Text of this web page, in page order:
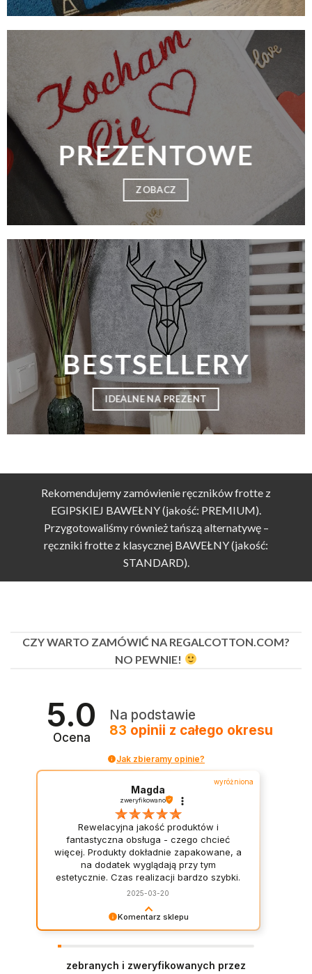
PREZENTOWE
ZOBACZ
BESTSELLERY
IDEALNE NA PREZENT
Rekomendujemy zamówienie ręczników frotte z
EGIPSKIEJ BAWEŁNY (jakość: PREMIUM).
Przygotowaliśmy również tańszą alternatywę –
ręczniki frotte z klasycznej BAWEŁNY (jakość:
STANDARD).
CZY WARTO ZAMÓWIĆ NA REGALCOTTON.COM?
NO PEWNIE!
5.0
Ocena
Na podstawie
83 opinii z całego okresu
Jak zbieramy opinie?
Komentarz sklepu
możemy zapewnić odpowiednią obsługę tak
wyróżniona
Magda
zweryfikowano
Rewelacyjna jakość produktów i
fantastyczna obsługa - czego chcieć
więcej. Produkty dokładnie zapakowane, a
na dodatek wyglądają przy tym
estetycznie. Czas realizacji bardzo szybki.
Warto robić tu zakupy, 100% rzetelności,
miłe doświadczenie, że na pewno tu
jeszcze nie raz wrócę.
2025-03-20
zebranych i zweryfikowanych przez